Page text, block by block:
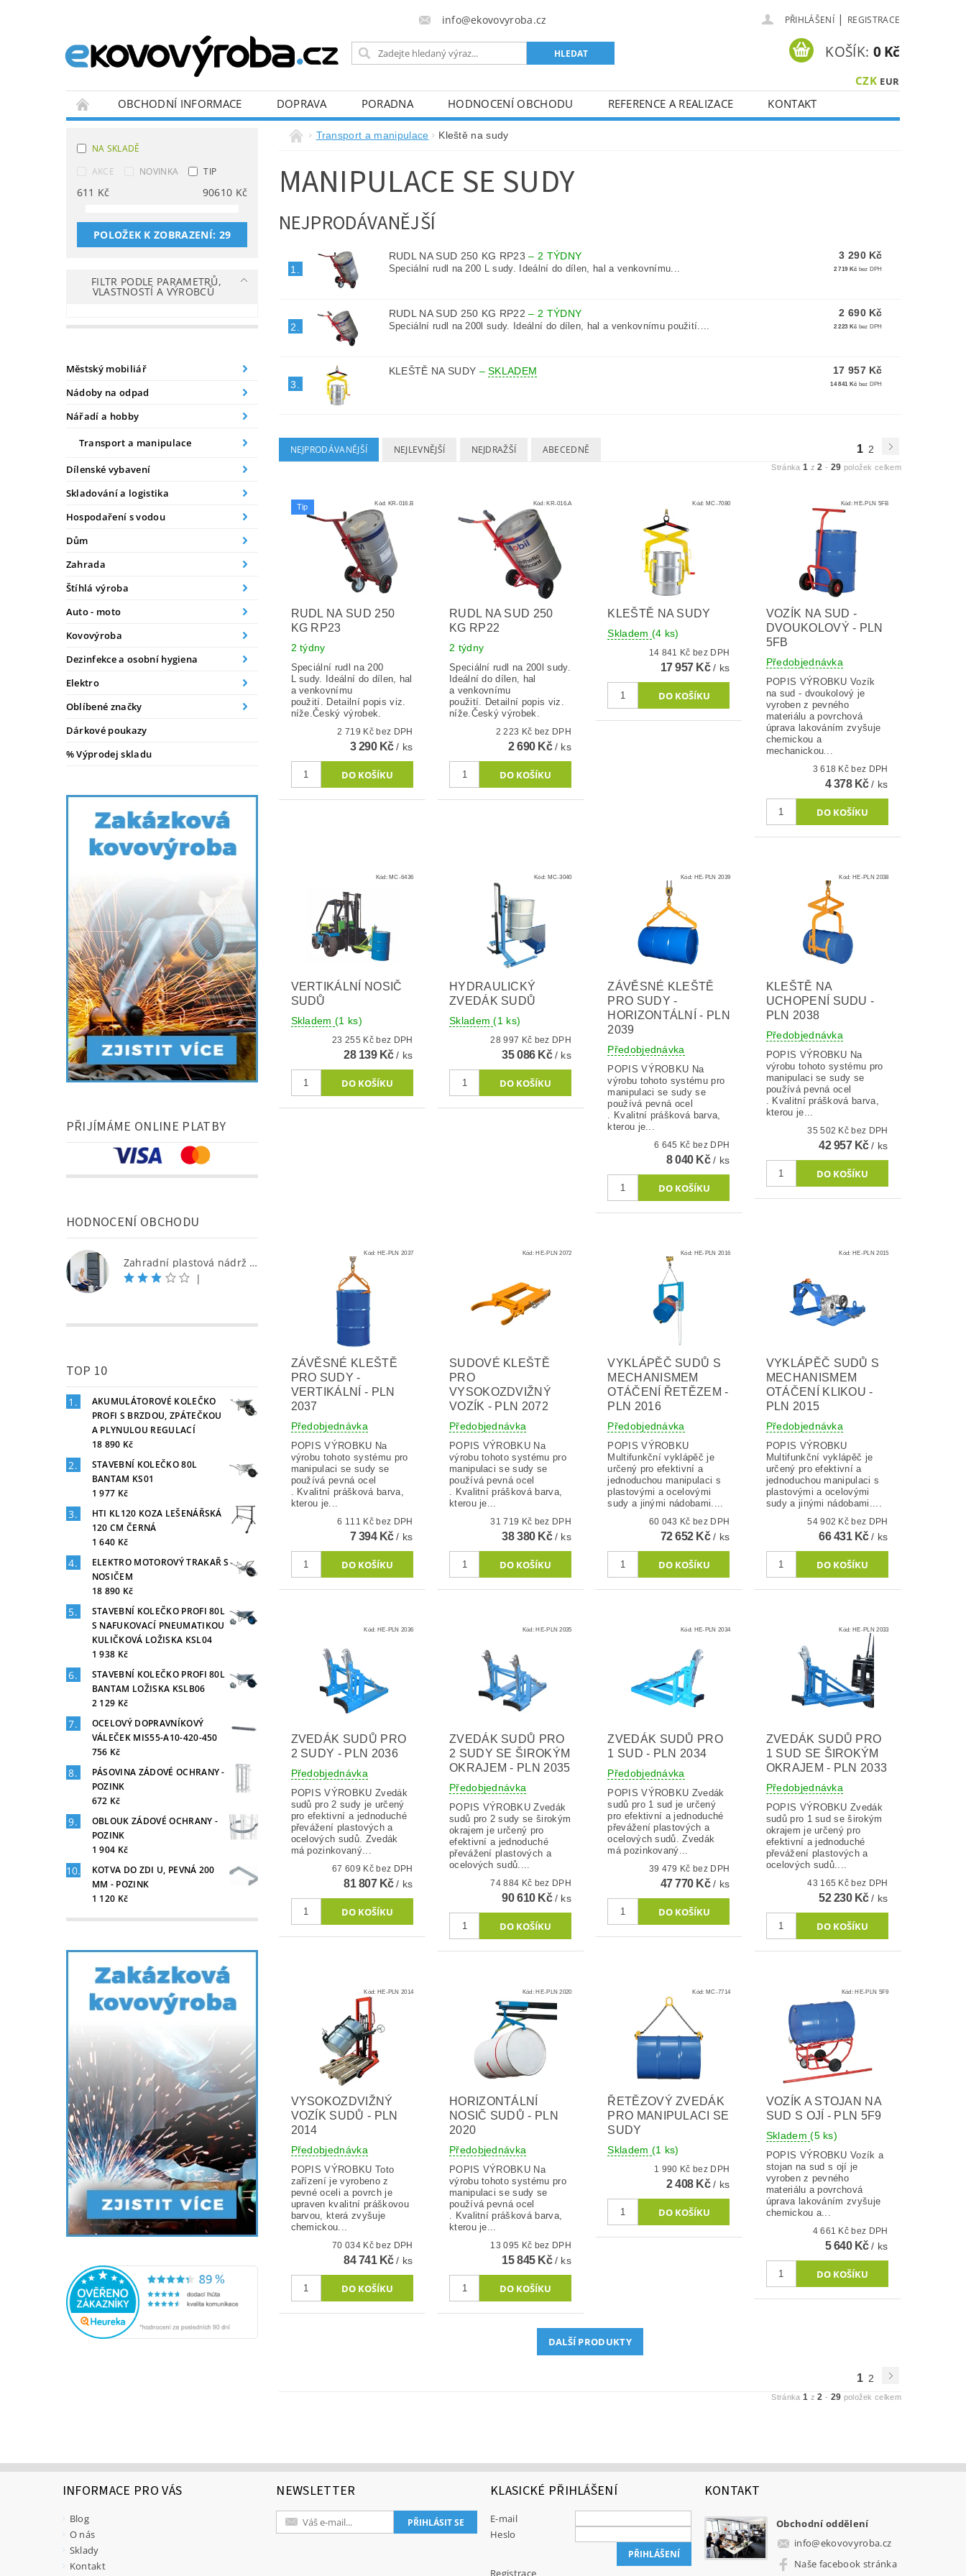
info@ekovovyroba.cz PŘIHLÁŠENÍ | REGISTRACE
CZK EUR
KOŠÍK: 0 Kč
OBCHODNÍ INFORMACE DOPRAVA PORADNA HODNOCENÍ OBCHODU REFERENCE A REALIZACE
KONTAKT
NA SKLADĚ
AKCE
NOVINKA TIP
611 Kč 90610 Kč
POLOŽEK K ZOBRAZENÍ: 29
FILTR PODLE PARAMETRŮ,
VLASTNOSTÍ A VÝROBCŮ
Městský mobiliář
Nádoby na odpad
Nářadí a hobby
Transport a manipulace
Dílenské vybavení
Skladování a logistika
Hospodaření s vodou
Dům
Zahrada
Štíhlá výroba
Auto - moto
Kovovýroba
Dezinfekce a osobní hygiena
Elektro
Oblíbené značky
Dárkové poukazy
% Výprodej skladu
PŘIJÍMÁME ONLINE PLATBY
HODNOCENÍ OBCHODU
Zahradní plastová nádrž na dešťovou vodu SEINE 300 l, stone, grafit/kámen
|
TOP 10
AKUMULÁTOROVÉ KOLEČKO
PROFI S BRZDOU, ZPÁTEČKOU
A PLYNULOU REGULACÍ
18 890 Kč
STAVEBNÍ KOLEČKO 80L
BANTAM KS01
1 977 Kč
HTI KL120 KOZA LEŠENÁŘSKÁ
120 CM ČERNÁ
1 640 Kč
ELEKTRO MOTOROVÝ TRAKAŘ S
NOSIČEM
18 890 Kč
STAVEBNÍ KOLEČKO PROFI 80L
S NAFUKOVACÍ PNEUMATIKOU
KULIČKOVÁ LOŽISKA KSL04
1 938 Kč
STAVEBNÍ KOLEČKO PROFI 80L
BANTAM LOŽISKA KSLB06
2 129 Kč
OCELOVÝ DOPRAVNÍKOVÝ
VÁLEČEK MIS55-A10-420-450
756 Kč
PÁSOVINA ZÁDOVÉ OCHRANY -
POZINK
672 Kč
OBLOUK ZÁDOVÉ OCHRANY -
POZINK
1 904 Kč
KOTVA DO ZDI U, PEVNÁ 200
MM - POZINK
1 120 Kč
Transport a manipulace Kleště na sudy
MANIPULACE SE SUDY
NEJPRODÁVANĚJŠÍ
1.
RUDL NA SUD 250 KG RP23–2 TÝDNY
Speciální rudl na 200 L sudy. Ideální do dílen, hal a venkovnímu...
3 290 Kč
2 719 Kč bez DPH
2.
RUDL NA SUD 250 KG RP22–2 TÝDNY
Speciální rudl na 200l sudy. Ideální do dílen, hal a venkovnímu použití....
2 690 Kč
2 223 Kč bez DPH
3.
KLEŠTĚ NA SUDY –SKLADEM 17 957 Kč
14 841 Kč bez DPH
NEJPRODÁVANĚJŠÍ NEJLEVNĚJŠÍ NEJDRAŽŠÍ ABECEDNĚ 1 2
Stránka1 z2 - 29 položek celkem
Tip Kód: KR-016.B
RUDL NA SUD 250
KG RP23
2 týdny
Speciální rudl na 200
L sudy. Ideální do dílen, hal
a venkovnímu
použití. Detailní popis viz.
níže.Český výrobek.
2 719 Kč bez DPH
3 290 Kč/ ks
Kód:KR-016.A
RUDL NA SUD 250
KG RP22
2 týdny
Speciální rudl na 200l sudy.
Ideální do dílen, hal
a venkovnímu
použití. Detailní popis viz.
níže.Český výrobek.
2 223 Kč bez DPH
2 690 Kč/ ks
Kód: MC-7080
KLEŠTĚ NA SUDY
Skladem (4 ks)
14 841 Kč bez DPH
17 957 Kč/ ks
Kód:HE-PLN 5FB
VOZÍK NA SUD -
DVOUKOLOVÝ - PLN
5FB
Předobjednávka
POPIS VÝROBKU Vozík
na sud - dvoukolový je
vyroben z pevného
materiálu a povrchová
úprava lakováním zvyšuje
chemickou a
mechanickou...
3 618 Kč bez DPH
4 378 Kč/ ks
Kód:MC-6436
VERTIKÁLNÍ NOSIČ
SUDŮ
Skladem(1 ks)
23 255 Kč bez DPH
28 139 Kč/ ks
Kód: MC-3040
HYDRAULICKÝ
ZVEDÁK SUDŮ
Skladem(1 ks)
28 997 Kč bez DPH
35 086 Kč/ ks
Kód: HE-PLN 2039
ZÁVĚSNÉ KLEŠTĚ
PRO SUDY -
HORIZONTÁLNÍ - PLN
2039
Předobjednávka
POPIS VÝROBKU Na
výrobu tohoto systému pro
manipulaci se sudy se
používá pevná ocel
. Kvalitní prášková barva,
kterou je...
6 645 Kč bez DPH
8 040 Kč/ ks
Kód: HE-PLN 2038
KLEŠTĚ NA
UCHOPENÍ SUDU -
PLN 2038
Předobjednávka
POPIS VÝROBKU Na
výrobu tohoto systému pro
manipulaci se sudy se
používá pevná ocel
. Kvalitní prášková barva,
kterou je...
35 502 Kč bez DPH
42 957 Kč/ ks
Kód: HE-PLN 2037
ZÁVĚSNÉ KLEŠTĚ
PRO SUDY -
VERTIKÁLNÍ - PLN
2037
Předobjednávka
POPIS VÝROBKU Na
výrobu tohoto systému pro
manipulaci se sudy se
používá pevná ocel
. Kvalitní prášková barva,
kterou je...
6 111 Kč bez DPH
7 394 Kč/ ks
Kód:HE-PLN 2072
SUDOVÉ KLEŠTĚ
PRO
VYSOKOZDVIŽNÝ
VOZÍK - PLN 2072
Předobjednávka
POPIS VÝROBKU Na
výrobu tohoto systému pro
manipulaci se sudy se
používá pevná ocel
. Kvalitní prášková barva,
kterou je...
31 719 Kč bez DPH
38 380 Kč/ ks
Kód: HE-PLN 2016
VYKLÁPĚČ SUDŮ S
MECHANISMEM
OTÁČENÍ ŘETĚZEM -
PLN 2016
Předobjednávka
POPIS VÝROBKU
Multifunkční vyklápěč je
určený pro efektivní a
jednoduchou manipulaci s
plastovými a ocelovými
sudy a jinými nádobami....
60 043 Kč bez DPH
72 652 Kč/ ks
Kód: HE-PLN 2015
VYKLÁPĚČ SUDŮ S
MECHANISMEM
OTÁČENÍ KLIKOU -
PLN 2015
Předobjednávka
POPIS VÝROBKU
Multifunkční vyklápěč je
určený pro efektivní a
jednoduchou manipulaci s
plastovými a ocelovými
sudy a jinými nádobami....
54 902 Kč bez DPH
66 431 Kč/ ks
Kód: HE-PLN 2036
ZVEDÁK SUDŮ PRO
2 SUDY - PLN 2036
Předobjednávka
POPIS VÝROBKU Zvedák
sudů pro 2 sudy je určený
pro efektivní a jednoduché
převážení plastových a
ocelových sudů. Zvedák
má pozinkovaný...
67 609 Kč bez DPH
81 807 Kč/ ks
Kód:HE-PLN 2035
ZVEDÁK SUDŮ PRO
2 SUDY SE ŠIROKÝM
OKRAJEM - PLN 2035
Předobjednávka
POPIS VÝROBKU Zvedák
sudů pro 2 sudy se širokým
okrajem je určený pro
efektivní a jednoduché
převážení plastových a
ocelových sudů....
74 884 Kč bez DPH
90 610 Kč/ ks
Kód: HE-PLN 2034
ZVEDÁK SUDŮ PRO
1 SUD - PLN 2034
Předobjednávka
POPIS VÝROBKU Zvedák
sudů pro 1 sud je určený
pro efektivní a jednoduché
převážení plastových a
ocelových sudů. Zvedák
má pozinkovaný...
39 479 Kč bez DPH
47 770 Kč/ ks
Kód: HE-PLN 2033
ZVEDÁK SUDŮ PRO
1 SUD SE ŠIROKÝM
OKRAJEM - PLN 2033
Předobjednávka
POPIS VÝROBKU Zvedák
sudů pro 1 sud se širokým
okrajem je určený pro
efektivní a jednoduché
převážení plastových a
ocelových sudů....
43 165 Kč bez DPH
52 230 Kč/ ks
Kód: HE-PLN 2014
VYSOKOZDVIŽNÝ
VOZÍK SUDŮ - PLN
2014
Předobjednávka
POPIS VÝROBKU Toto
zařízení je vyrobeno z
pevné oceli a povrch je
upraven kvalitní práškovou
barvou, která zvyšuje
chemickou...
70 034 Kč bez DPH
84 741 Kč/ ks
Kód:HE-PLN 2020
HORIZONTÁLNÍ
NOSIČ SUDŮ - PLN
2020
Předobjednávka
POPIS VÝROBKU Na
výrobu tohoto systému pro
manipulaci se sudy se
používá pevná ocel
. Kvalitní prášková barva,
kterou je...
13 095 Kč bez DPH
15 845 Kč/ ks
Kód: MC-7714
ŘETĚZOVÝ ZVEDÁK
PRO MANIPULACI SE
SUDY
Skladem (1 ks)
1 990 Kč bez DPH
2 408 Kč/ ks
Kód:HE-PLN 5F9
VOZÍK A STOJAN NA
SUD S OJÍ - PLN 5F9
Skladem(5 ks)
POPIS VÝROBKU Vozík a
stojan na sud s ojí je
vyroben z pevného
materiálu a povrchová
úprava lakováním zvyšuje
chemickou a...
4 661 Kč bez DPH
5 640 Kč/ ks
DALŠÍ PRODUKTY
1 2
Stránka1 z2 - 29 položek celkem
INFORMACE PRO VÁS
Blog
O nás
Sklady
Kontakt
NEWSLETTER KLASICKÉ PŘIHLÁŠENÍ
E-mail
Heslo
Registrace
KONTAKT
Obchodní oddělení
info@ekovovyroba.cz
Naše facebook stránka